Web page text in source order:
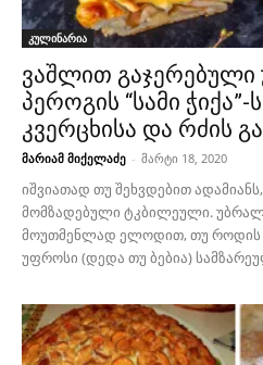
კულინარია
ვაშლით გაჯერებული
პეროგის “სამი ჭიქა”-
კვერცხისა და რძის
მარიამ მიქელაძე - მარტი 18, 2020
იშვიათად თუ შეხვდებით
მომზადებული ტკბილეული.
მოუთმენლად ელოდით, თუ
უფროსი (დედა თუ ბებია)